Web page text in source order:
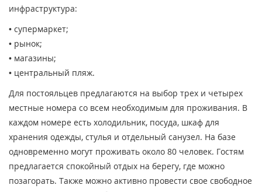
инфраструктура:
• супермаркет;
• рынок;
• магазины;
• центральный пляж.
Для постояльцев предлагаются на выбор трех и четырех
местные номера со всем необходимым для проживания. В
каждом номере есть холодильник, посуда, шкаф для
хранения одежды, стулья и отдельный санузел. На базе
одновременно могут проживать около 80 человек. Гостям
предлагается спокойный отдых на берегу, где можно
позагорать. Также можно активно провести свое свободное